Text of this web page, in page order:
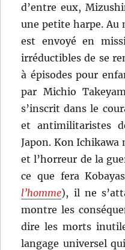
d’entre eux,
une petite harpe.
est envoyé en
irréductibles de se
à épisodes pour
par Michio
s’inscrit dans le
et antimilitaristes
Japon. Kon Ichikawa
et l’horreur de la
ce que fera
l’homme), il ne
montre les
dire les morts
langage universel